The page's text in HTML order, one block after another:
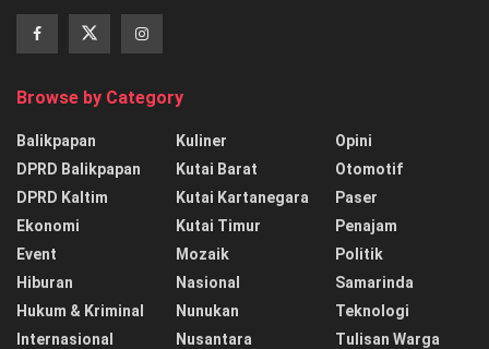
Browse by Category
Balikpapan
DPRD Balikpapan
DPRD Kaltim
Ekonomi
Event
Hiburan
Hukum & Kriminal
Internasional
Kuliner
Kutai Barat
Kutai Kartanegara
Kutai Timur
Mozaik
Nasional
Nunukan
Nusantara
Opini
Otomotif
Paser
Penajam
Politik
Samarinda
Teknologi
Tulisan Warga